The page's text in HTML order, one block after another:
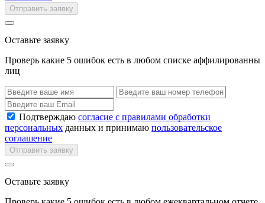
Отправить заявку
Оставьте заявку
Проверь какие 5 ошибок есть в любом списке аффилированны
лиц
Подтверждаю согласие с правилами обработки
персональных данных и принимаю пользовательское
соглашение
Отправить заявку
Оставьте заявку